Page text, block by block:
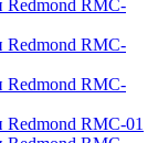
Redmond RMC-
Redmond RMC-
Redmond RMC-
Redmond RMC-01